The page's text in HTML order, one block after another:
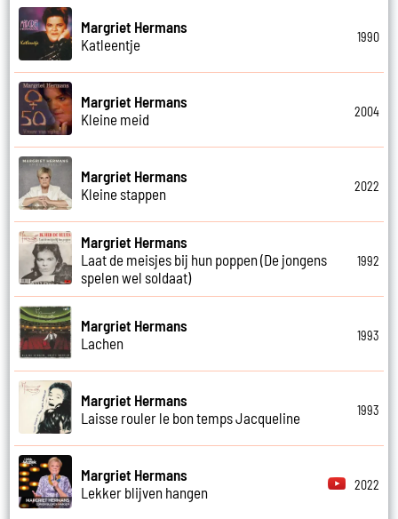
Margriet Hermans
Katleentje
1990
Margriet Hermans
Kleine meid
2004
Margriet Hermans
Kleine stappen
2022
Margriet Hermans
Laat de meisjes bij hun poppen (De jongens
spelen wel soldaat)
1992
Margriet Hermans
Lachen
1993
Margriet Hermans
Laisse rouler le bon temps Jacqueline
1993
Margriet Hermans
Lekker blijven hangen
2022